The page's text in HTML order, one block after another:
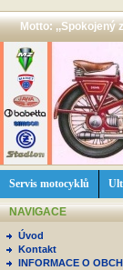
Motto: ,,Spokojený
Servis motocyklů
NAVIGACE
Úvod
Kontakt
INFORMACE O